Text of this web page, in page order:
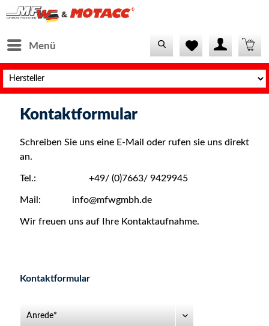
Menü
Kontaktformular
Schreiben Sie uns eine E-Mail oder rufen sie uns direkt
an.
Tel.: +49/ (0)7663/ 9429945
Mail: info@mfwgmbh.de
Wir freuen uns auf Ihre Kontaktaufnahme.
Kontaktformular